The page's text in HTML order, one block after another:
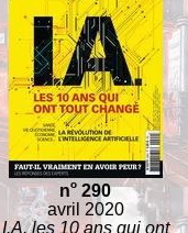
no 290
avril 2020
I.A. les 10 ans qui ont